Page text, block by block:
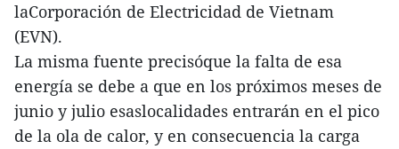
laCorporación de Electricidad de Vietnam
(EVN).
La misma fuente precisóque la falta de esa
energía se debe a que en los próximos meses de
junio y julio esaslocalidades entrarán en el pico
de la ola de calor, y en consecuencia la carga